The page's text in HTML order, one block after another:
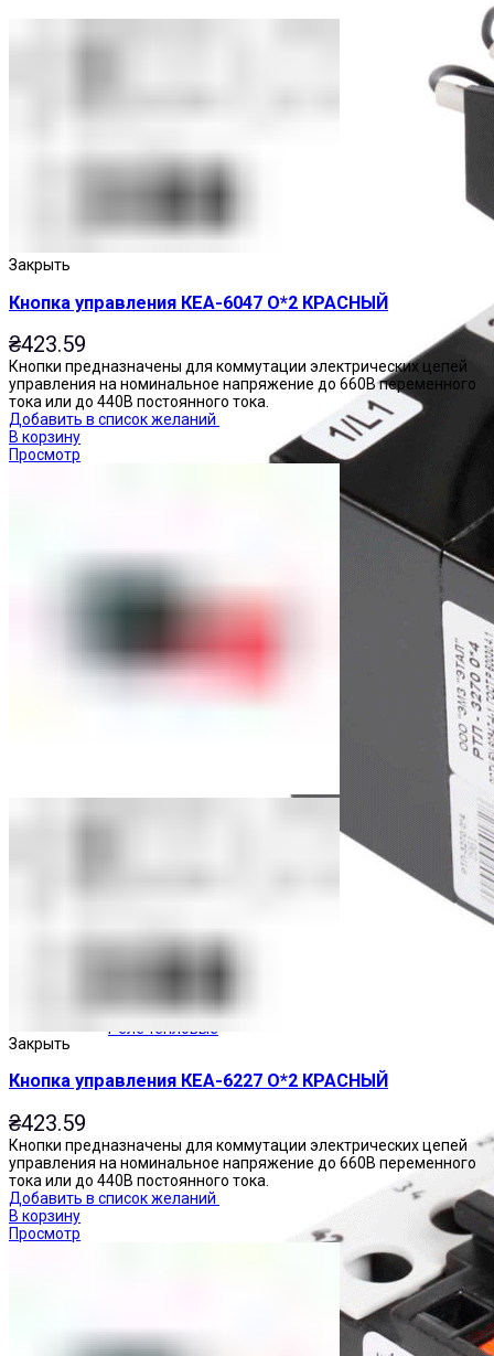
Реле тепловые
Закрыть
Кнопка управления КЕА-6047 О*2 КРАСНЫЙ
₴423.59
Кнопки предназначены для коммутации электрических цепей
управления на номинальное напряжение до 660В переменного
тока или до 440В постоянного тока.
Добавить в список желаний
В корзину
Просмотр
Закрыть
Кнопка управления КЕА-6227 О*2 КРАСНЫЙ
₴423.59
Кнопки предназначены для коммутации электрических цепей
управления на номинальное напряжение до 660В переменного
тока или до 440В постоянного тока.
Добавить в список желаний
В корзину
Просмотр